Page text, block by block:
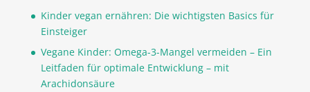
Kinder vegan ernähren: Die wichtigsten Basics für
Einsteiger
Vegane Kinder: Omega-3-Mangel vermeiden – Ein
Leitfaden für optimale Entwicklung – mit
Arachidonsäure